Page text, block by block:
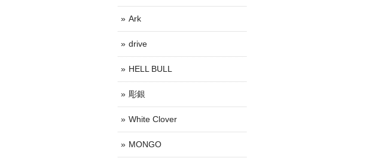
Ark
drive
HELL BULL
彫銀
White Clover
MONGO